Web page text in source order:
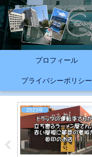
プロフィール
プライバシーポリシー
2023年